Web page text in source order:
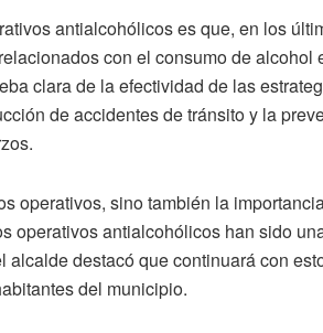
antialcohólicos es que, en los
con el consumo de alcohol
clara de la efectividad de las
de accidentes de tránsito y la
operativos, sino también la
operativos antialcohólicos han sido
destacó que continuará con
del municipio.